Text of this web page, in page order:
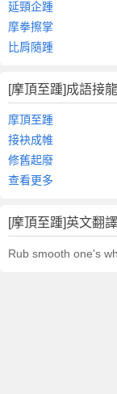
延頸企踵
摩拳擦掌
比肩隨踵
[摩頂至踵]成語接龍
摩頂至踵
接袂成帷
修舊起廢
查看更多
[摩頂至踵]英文翻譯
Rub smooth one's